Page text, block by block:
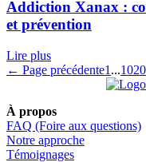
Addiction Xanax :
et prévention
Lire plus
← Page précédente1 ...1020
À propos
FAQ (Foire aux questions)
Notre approche
Témoignages